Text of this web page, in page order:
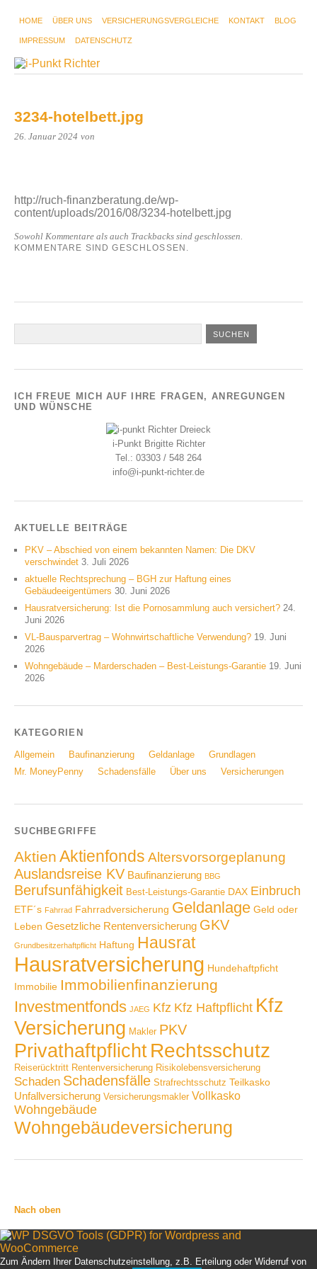
HOME ÜBER UNS VERSICHERUNGSVERGLEICHE KONTAKT BLOG
IMPRESSUM DATENSCHUTZ
3234-hotelbett.jpg
26. Januar 2024 von
http://ruch-finanzberatung.de/wp-
content/uploads/2016/08/3234-hotelbett.jpg
Sowohl Kommentare als auch Trackbacks sind geschlossen.
KOMMENTARE SIND GESCHLOSSEN.
ICH FREUE MICH AUF IHRE FRAGEN, ANREGUNGEN
UND WÜNSCHE
i-Punkt Brigitte Richter
Tel.: 03303 / 548 264
info@i-punkt-richter.de
AKTUELLE BEITRÄGE
PKV – Abschied von einem bekannten Namen: Die DKV
verschwindet 3. Juli 2026
aktuelle Rechtsprechung – BGH zur Haftung eines
Gebäudeeigentümers 30. Juni 2026
Hausratversicherung: Ist die Pornosammlung auch versichert? 24.
Juni 2026
VL-Bausparvertrag – Wohnwirtschaftliche Verwendung? 19. Juni
2026
Wohngebäude – Marderschaden – Best-Leistungs-Garantie 19. Juni
2026
KATEGORIEN
Allgemein Baufinanzierung Geldanlage
Grundlagen
Mr. MoneyPenny
Schadensfälle Über uns Versicherungen
SUCHBEGRIFFE
Aktien Aktienfonds Altersvorsorgeplanung
Auslandsreise KV Baufinanzierung BBG
Berufsunfähigkeit Best-Leistungs-Garantie DAX Einbruch
ETF´s Fahrrad Fahrradversicherung Geldanlage Geld oder
Leben Gesetzliche Rentenversicherung GKV
Grundbesitzerhaftpflicht Haftung Hausrat
Hausratversicherung Hundehaftpficht
Immobilie Immobilienfinanzierung
Investmentfonds JAEG Kfz Kfz Haftpflicht Kfz
Versicherung Makler PKV
PrivathaftpflichtRechtsschutz
Reiserücktritt Rentenversicherung Risikolebensversicherung
Schaden Schadensfälle Strafrechtsschutz Teilkasko
Unfallversicherung Versicherungsmakler Vollkasko
Wohngebäude
Wohngebäudeversicherung
Nach oben
Zum Ändern Ihrer Datenschutzeinstellung, z.B. Erteilung oder Widerruf von